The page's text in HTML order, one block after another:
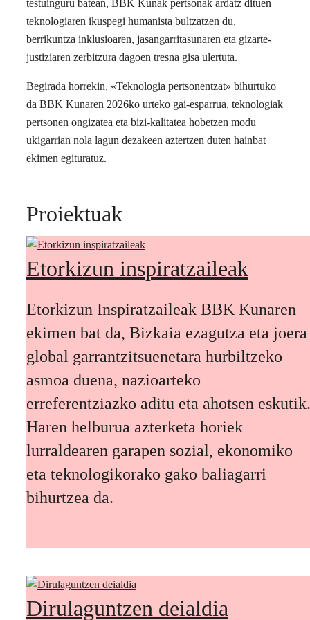
testuinguru batean, BBK Kunak pertsonak ardatz dituen
teknologiaren ikuspegi humanista bultzatzen du,
berrikuntza inklusioaren, jasangarritasunaren eta gizarte-
justiziaren zerbitzura dagoen tresna gisa ulertuta.
Begirada horrekin, «Teknologia pertsonentzat» bihurtuko
da BBK Kunaren 2026ko urteko gai-esparrua, teknologiak
pertsonen ongizatea eta bizi-kalitatea hobetzen modu
ukigarrian nola lagun dezakeen aztertzen duten hainbat
ekimen egituratuz.
Proiektuak
Etorkizun inspiratzaileak
Etorkizun Inspiratzaileak BBK Kunaren
ekimen bat da, Bizkaia ezagutza eta joera
global garrantzitsuenetara hurbiltzeko
asmoa duena, nazioarteko
erreferentziazko aditu eta ahotsen eskutik.
Haren helburua azterketa horiek
lurraldearen garapen sozial, ekonomiko
eta teknologikorako gako baliagarri
bihurtzea da.
Dirulaguntzen deialdia